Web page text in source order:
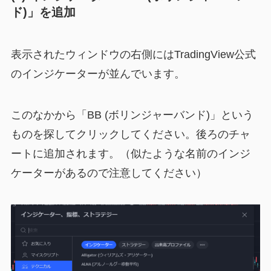
ド)」を追加
表示されたウィンドウの右側にはTradingView公式
のインジケーターが並んでいます。
このなかから「BB (ボリンジャーバンド)」という
ものを探してクリックしてください。後ろのチャ
ートに追加されます。（似たような名前のインジ
ケーターがあるので注意してください）